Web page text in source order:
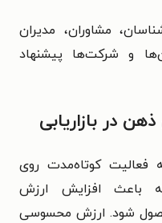
مشاوران، مدیران
و شرکت‌ها پیشنهاد
در بازاریابی
فعالیت کوتاه‌مدت روی
باعث افزایش ارزش
شود. ارزش محسوسی